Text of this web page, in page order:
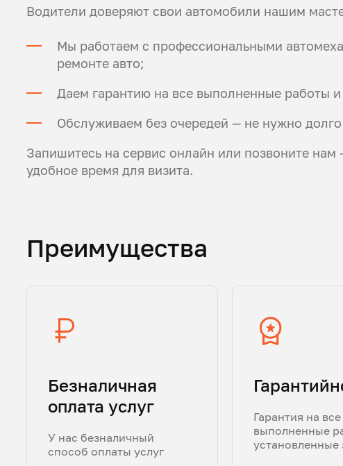
Водители доверяют свои автомобили нашим
Мы работаем с профессиональными
ремонте авто;
Даем гарантию на все выполненные работы и
Обслуживаем без очередей — не нужно
Запишитесь на сервис онлайн или позвоните
удобное время для визита.
Преимущества
Безналичная
оплата услуг
У нас безналичный
способ оплаты услуг
Гарантия на все
выполненные
установленные